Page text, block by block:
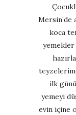
Mersin’de
koca
ilk
yemeyi
evin içine